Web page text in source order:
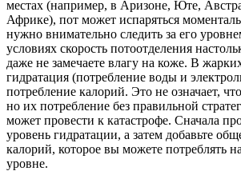
местах (например, в Аризоне, Юте,
Африке), пот может испаряться
нужно внимательно следить за его
условиях скорость потоотделения
даже не замечаете влагу на коже. В
гидратация (потребление воды и
потребление калорий. Это не означает,
но их потребление без правильной
может провести к катастрофе. Сначала
уровень гидратации, а затем добавьте
калорий, которое вы можете потреблять
уровне.